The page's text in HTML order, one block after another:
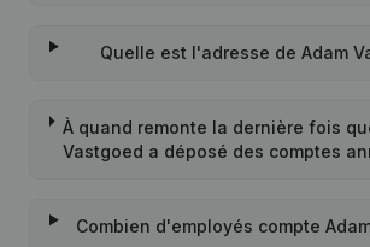
Quelle est l'adresse de Adam
À quand remonte la dernière fois
Vastgoed a déposé des comptes
Combien d'employés compte